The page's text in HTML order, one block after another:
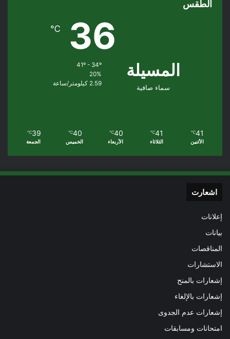
الطقس
المسيلة
سماء صافية
36
℃
41º - 34º
20%
2.59 كيلومتر/ساعة
41
℃
الأثنين
41
℃
الثلاثاء
40
℃
الأربعاء
40
℃
الخميس
39
℃
الجمعة
اشعارت
إعلانات
بيانات
المناقصات
الاستشارات
إشعارات بالمنح
إشعارات بالإلغاء
إشعارات عدم الجدوى
امتحانات ومسابقات